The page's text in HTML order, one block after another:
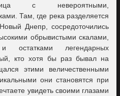
с невероятными,
Там, где река разделяется
Днепр, сосредоточились
обрывистыми скалами,
остатками легендарных
кто хотя бы раз бывал на
этими величественными
они становятся при
увидеть своими глазами